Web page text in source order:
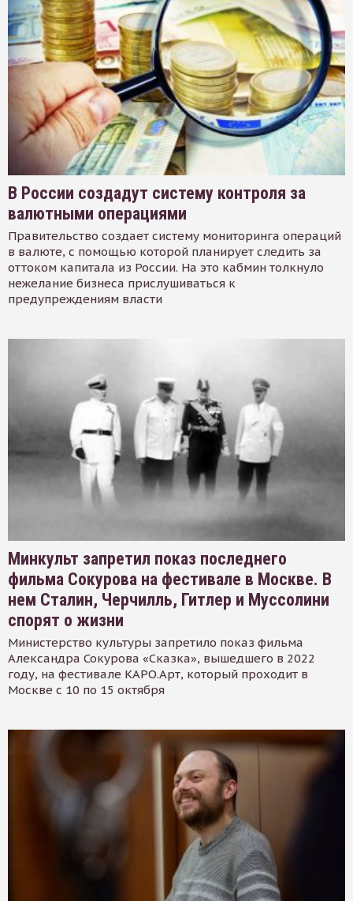
В России создадут систему контроля за
валютными операциями
Правительство создает систему мониторинга операций
в валюте, с помощью которой планирует следить за
оттоком капитала из России. На это кабмин толкнуло
нежелание бизнеса прислушиваться к
предупреждениям власти
Минкульт запретил показ последнего
фильма Сокурова на фестивале в Москве. В
нем Сталин, Черчилль, Гитлер и Муссолини
спорят о жизни
Министерство культуры запретило показ фильма
Александра Сокурова «Сказка», вышедшего в 2022
году, на фестивале КАРО.Арт, который проходит в
Москве с 10 по 15 октября